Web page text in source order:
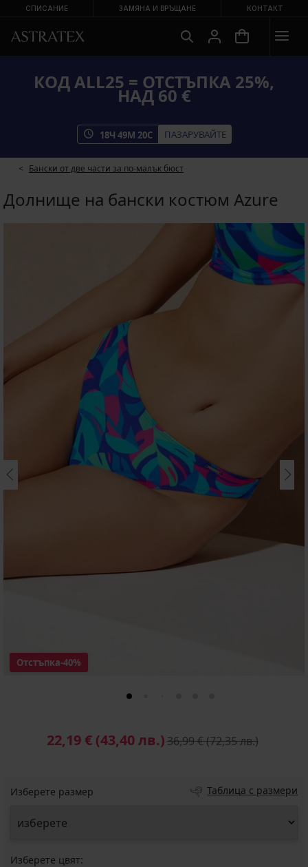
СПИСАНИЕ ЗАМЯНА И ВРЪЩАНЕ КОНТАКТ
КОД ALL25 = ОТСТЪПКА 25%,
НАД 60 €
18Ч 49М 20С ПАЗАРУВАЙТЕ
Бански от две части за по-малък бюст
Долнище на бански костюм Azure
Отстъпка-40%
22,19 € (43,40 лв.)36,99 €(72,35 лв.)
Изберете размер Таблица с размери
Изберете цвят: